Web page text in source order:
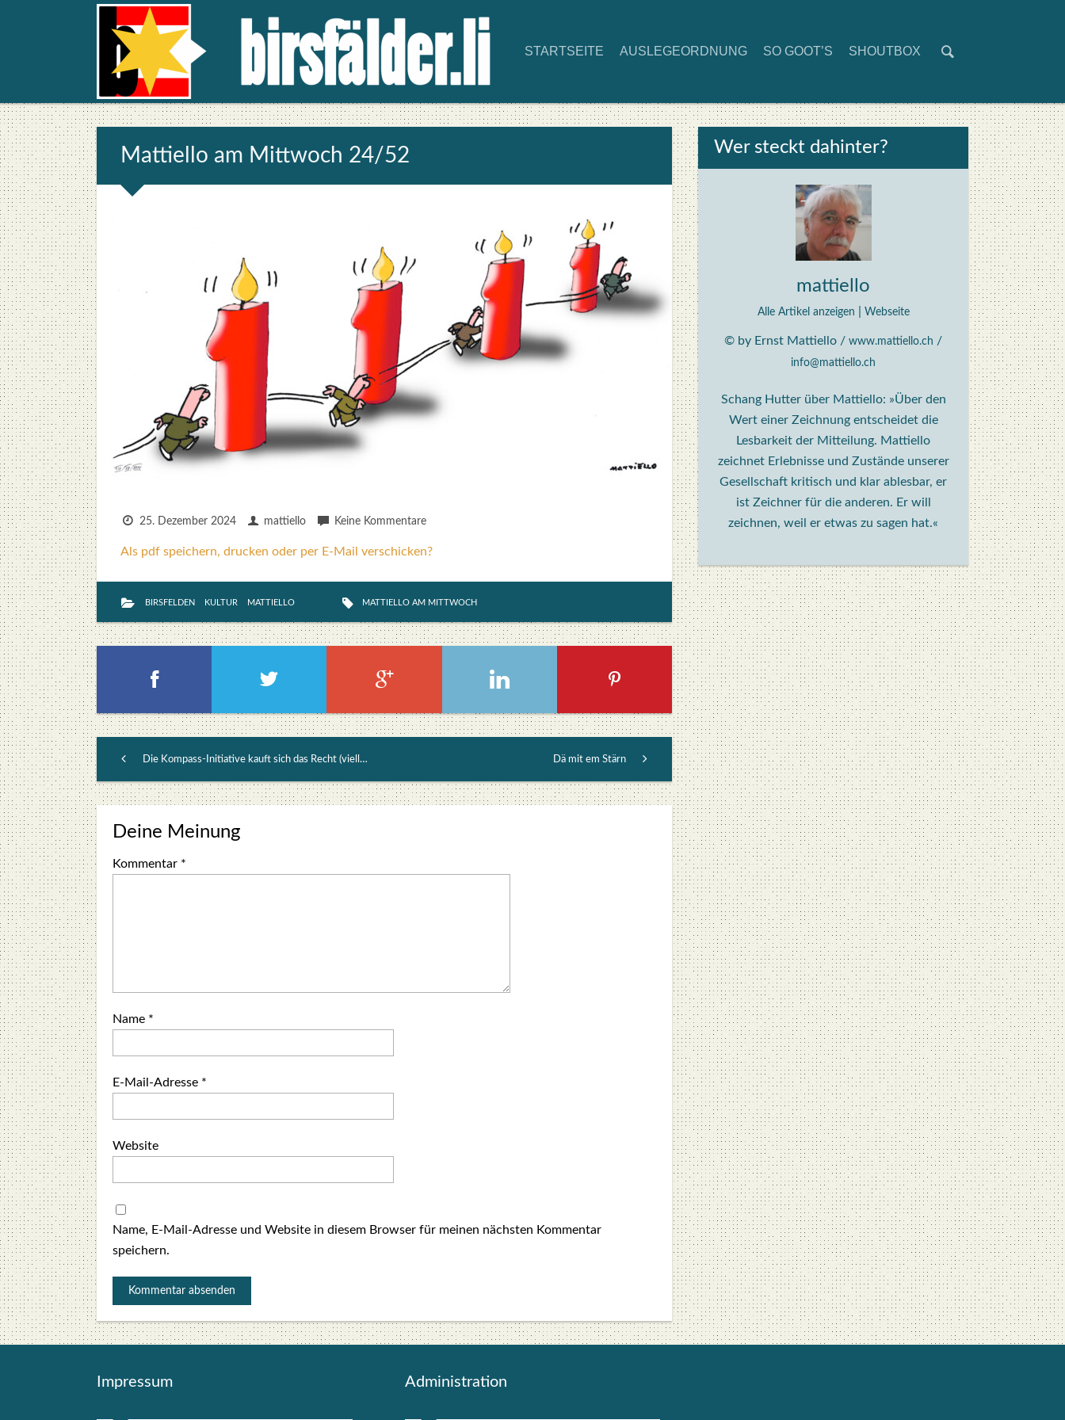
START­SEI­TE AUS­LE­GE­ORD­NUNG SO GOOT’S SHOUT­BOX
Mat­ti­el­lo am Mitt­woch 24/52
25. Dezember 2024 mattiello Keine Kommentare
Als pdf speichern, drucken oder per E-Mail verschicken?
BIRSFELDEN KULTUR MATTIELLO MATTIELLO AM MITTWOCH
Die Kompass-Initiative kauft sich das Recht (vielleicht) Dä mit em Stärn
Deine Meinung
Kommentar *
Name *
E-Mail-Adresse *
Website
Name, E-Mail-Adresse und Website in diesem Browser für meinen nächsten Kommentar
speichern.
Wer steckt dahin­ter?
mattiello
Alle Artikel anzeigen Webseite
© by Ernst Mattiello / www.mattiello.ch /
info@mattiello.ch
Schang Hutter über Mattiello: »Über den
Wert einer Zeichnung entscheidet die
Lesbarkeit der Mitteilung. Mattiello
zeichnet Erlebnisse und Zustände unserer
Gesellschaft kritisch und klar ablesbar, er
ist Zeichner für die anderen. Er will
zeichnen, weil er etwas zu sagen hat.«
Impres­sum Admi­nis­tra­ti­on